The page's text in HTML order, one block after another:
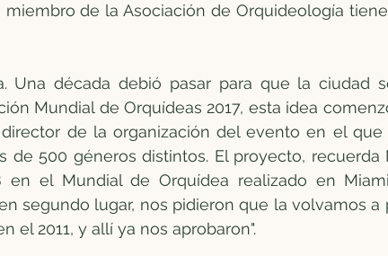
miembro de la Asociación de Orquideología
Una década debió pasar para que la ciudad
Mundial de Orquídeas 2017, esta idea
de la organización del evento en el que
de 500 géneros distintos. El proyecto, recuerda
en el Mundial de Orquídea realizado en
segundo lugar, nos pidieron que la volvamos a
el 2011, y allí ya nos aprobaron".